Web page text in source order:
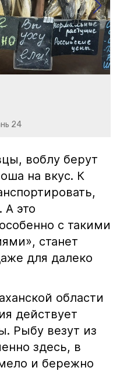
24
воблу берут
на вкус. К
А это
с такими
станет
для далеко
области
действует
Рыбу везут из
здесь, в
и бережно